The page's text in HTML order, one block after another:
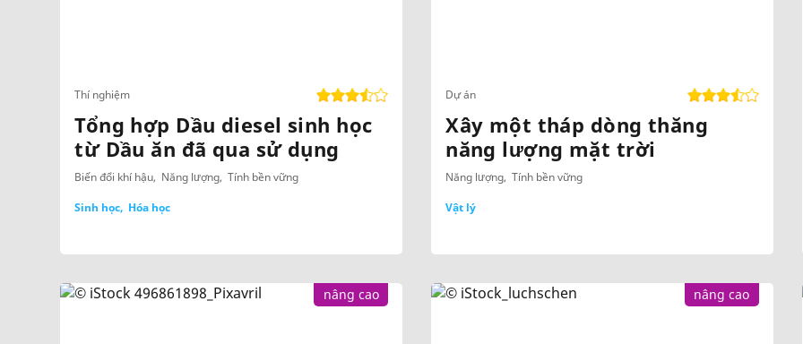
Thí nghiệm
Tổng hợp Dầu diesel sinh học
từ Dầu ăn đã qua sử dụng
Biến đổi khí hậu Năng lượng Tính bền vững
Sinh học Hóa học
Dự án
Xây một tháp dòng thăng
năng lượng mặt trời
Năng lượng Tính bền vững
Vật lý
nâng cao nâng cao